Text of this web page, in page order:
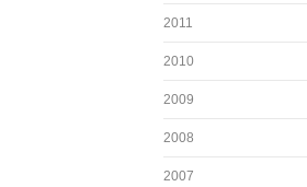
2011
2010
2009
2008
2007